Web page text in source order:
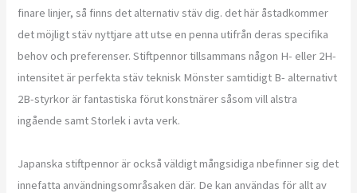
finare linjer, så finns det alternativ stäv dig. det här åstadkommer
det möjligt stäv nyttjare att utse en penna utifrån deras specifika
behov och preferenser. Stiftpennor tillsammans någon H- eller 2H-
intensitet är perfekta stäv teknisk Mönster samtidigt B- alternativt
2B-styrkor är fantastiska förut konstnärer såsom vill alstra
ingående samt Storlek i avta verk.
Japanska stiftpennor är också väldigt mångsidiga nbefinner sig det
innefatta användningsområsaken där. De kan användas för allt av